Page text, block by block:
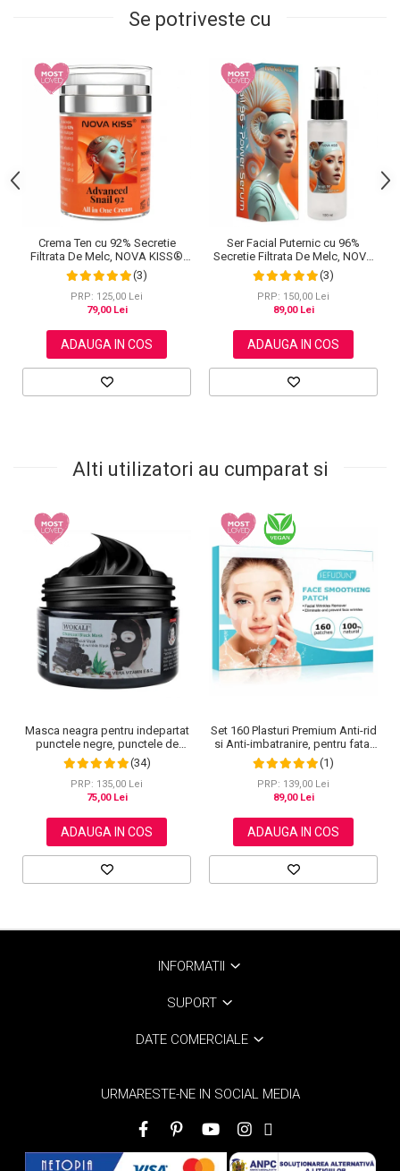
Se potriveste cu
Crema Ten cu 92% Secretie
Filtrata De Melc, NOVA KISS®
Advanced Snail 92 All In One,
100 g
(3)
PRP: 125,00 Lei
79,00 Lei
ADAUGA IN COS
Ser Facial Puternic cu 96%
Secretie Filtrata De Melc, NOVA
KISS® Snail 96 Power Serum,
100 ml
(3)
PRP: 150,00 Lei
89,00 Lei
ADAUGA IN COS
Alti utilizatori au cumparat si
Masca neagra pentru indepartat
punctele negre, punctele de
grasime, efect anti-rid, Wokali cu
carbune activ, 300 g
(34)
PRP: 135,00 Lei
75,00 Lei
ADAUGA IN COS
Set 160 Plasturi Premium Anti-rid
si Anti-imbatranire, pentru fata,
gat si decolteu, 100% Naturali
(1)
PRP: 139,00 Lei
89,00 Lei
ADAUGA IN COS
INFORMATII
SUPORT
DATE COMERCIALE
URMARESTE-NE IN SOCIAL MEDIA